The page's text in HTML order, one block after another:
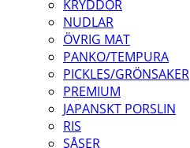
KRYDDOR
NUDLAR
ÖVRIG MAT
PANKO/TEMPURA
PICKLES/GRÖNSAKER
PREMIUM
JAPANSKT PORSLIN
RIS
SÅSER